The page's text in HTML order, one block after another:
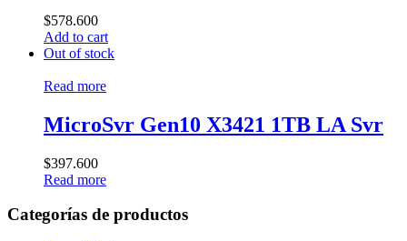
$578.600
Add to cart
Out of stock
Read more
MicroSvr Gen10 X3421 1TB LA Svr
$397.600
Read more
Categorías de productos